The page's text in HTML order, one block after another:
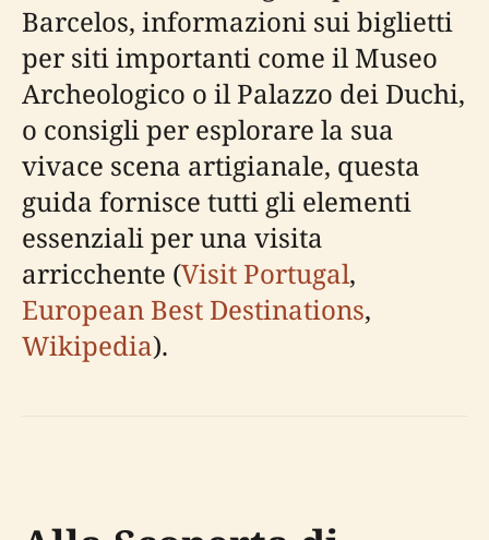
Barcelos, informazioni sui biglietti
per siti importanti come il Museo
Archeologico o il Palazzo dei Duchi,
o consigli per esplorare la sua
vivace scena artigianale, questa
guida fornisce tutti gli elementi
essenziali per una visita
arricchente (Visit Portugal,
European Best Destinations,
Wikipedia).